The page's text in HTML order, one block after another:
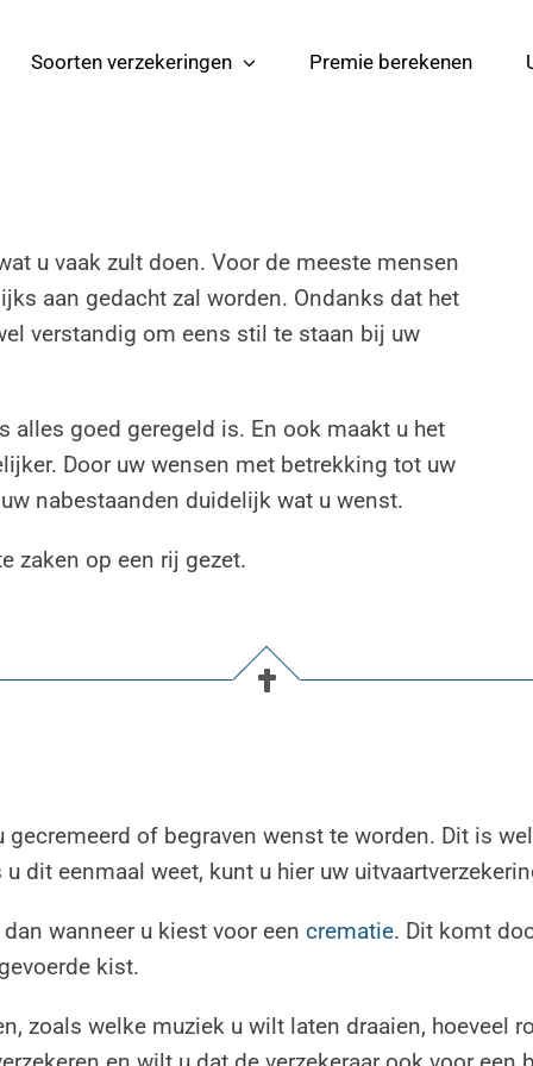
Soorten verzekeringen Premie berekenen
u vaak zult doen. Voor de meeste mensen
aan gedacht zal worden. Ondanks dat het
verstandig om eens stil te staan bij uw
alles goed geregeld is. En ook maakt u het
Door uw wensen met betrekking tot uw
nabestaanden duidelijk wat u wenst.
zaken op een rij gezet.
of begraven wenst te worden. Dit is
dit eenmaal weet, kunt u hier uw
wanneer u kiest voor een crematie. Dit komt
kist.
zoals welke muziek u wilt laten draaien, hoeveel